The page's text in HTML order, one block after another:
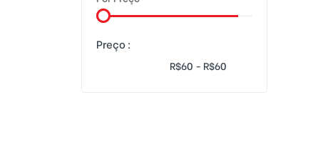
reservas de pousada online
Preço :